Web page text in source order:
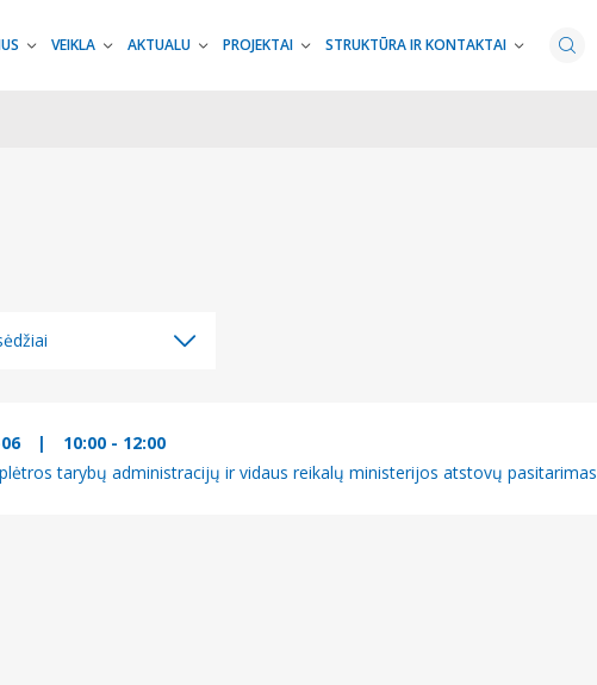
VEIKLA AKTUALU PROJEKTAI STRUKTŪRA IR KONTAKTAI
|
10:00 - 12:00
tarybų administracijų ir vidaus reikalų ministerijos atstovų pasitarimas